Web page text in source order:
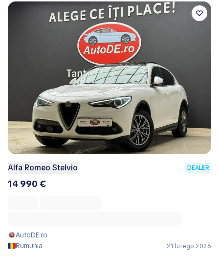
Alfa Romeo Stelvio DEALER
14 990 €
AutoDE.ro
Rumunia
21 lutego 2026